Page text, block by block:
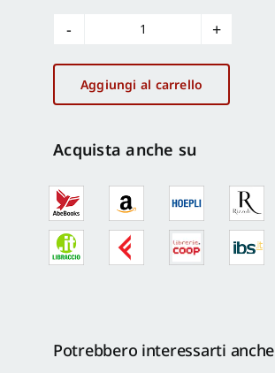
Il
patrimonio
ritrovato
a
quantità
Aggiungi al carrello
Acquista anche su
Potrebbero interessarti anche